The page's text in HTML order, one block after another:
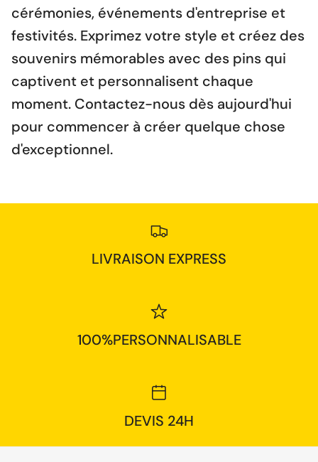
cérémonies, événements d'entreprise et
festivités. Exprimez votre style et créez des
souvenirs mémorables avec des pins qui
captivent et personnalisent chaque
moment. Contactez-nous dès aujourd'hui
pour commencer à créer quelque chose
d'exceptionnel.
LIVRAISON EXPRESS
100%PERSONNALISABLE
DEVIS 24H